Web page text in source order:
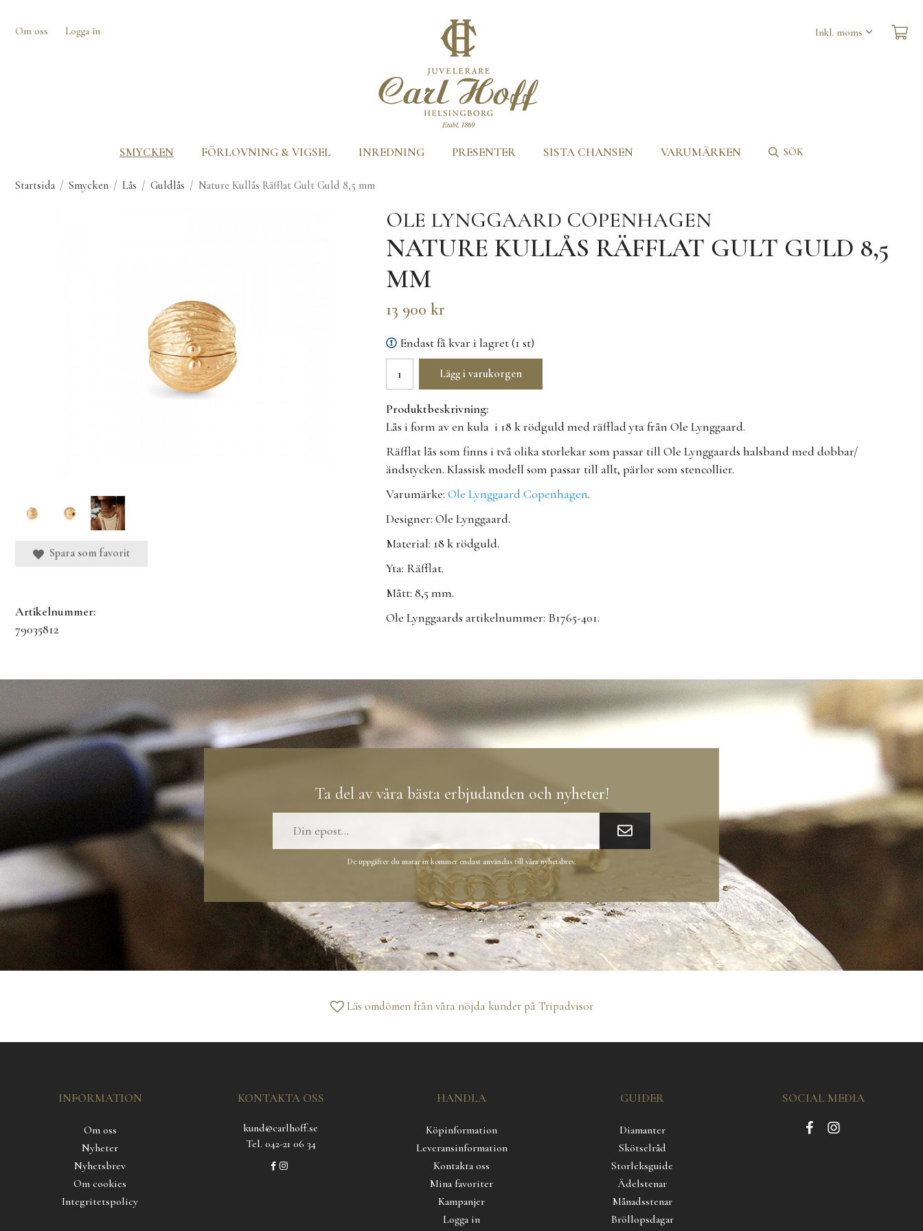
Om oss Logga in
SMYCKEN FÖRLOVNING & VIGSEL INREDNING PRESENTER SISTA CHANSEN VARUMÄRKEN SÖK
Startsida / Smycken / Lås / Guldlås / Nature Kullås Räfflat Gult Guld 8,5 mm
OLE LYNGGAARD COPENHAGEN
NATURE KULLÅS RÄFFLAT GULT GULD 8,5
MM
13 900 kr
Endast få kvar i lagret (1 st)
Lägg i varukorgen
Produktbeskrivning:
Lås i form av en kula i 18 k rödguld med räfflad yta från Ole Lynggaard.
Räfflat lås som finns i två olika storlekar som passar till Ole Lynggaards halsband med dobbar/
ändstycken. Klassisk modell som passar till allt, pärlor som stencollier.
Varumärke: Ole Lynggaard Copenhagen.
Designer: Ole Lynggaard.
Material: 18 k rödguld.
Yta: Räfflat.
Mått: 8,5 mm.
Ole Lynggaards artikelnummer: B1765-401.
Spara som favorit
Artikelnummer:
79035812
Ta del av våra bästa erbjudanden och nyheter!
De uppgifter du matar in kommer endast användas till våra nyhetsbrev.
Läs omdömen från våra nöjda kunder på Tripadvisor
INFORMATION
Om oss
Nyheter
Nyhetsbrev
Om cookies
Integritetspolicy
KONTAKTA OSS
kund@carlhoff.se
Tel. 042-21 06 34
HANDLA
Köpinformation
Leveransinformation
Kontakta oss
Mina favoriter
Kampanjer
Logga in
GUIDER
Diamanter
Skötselråd
Storleksguide
Ädelstenar
Månadsstenar
Bröllopsdagar
SOCIAL MEDIA